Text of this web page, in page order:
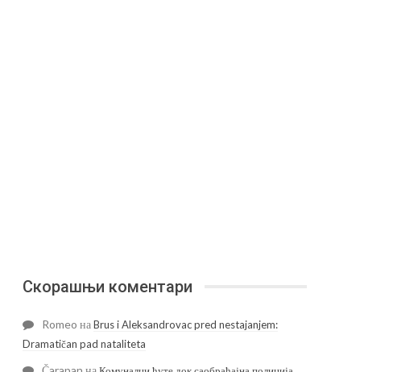
Скорашњи коментари
Romeo наBrus i Aleksandrovac pred nestajanjem:
Dramatičan pad nataliteta